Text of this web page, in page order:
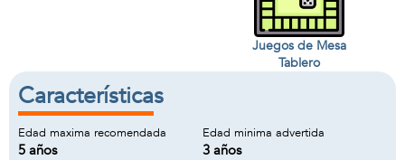
Juegos de Mesa
Tablero
Características
Edad maxima recomendada
5 años
Edad minima advertida
3 años